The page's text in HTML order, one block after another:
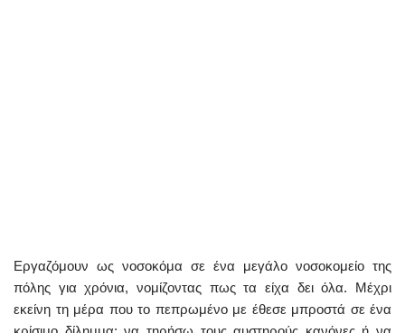
Εργαζόμουν ως νοσοκόμα σε ένα μεγάλο νοσοκομείο της
πόλης για χρόνια, νομίζοντας πως τα είχα δει όλα. Μέχρι
εκείνη τη μέρα που το πεπρωμένο με έθεσε μπροστά σε ένα